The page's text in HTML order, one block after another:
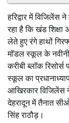
हरिद्वार में विजिलेंस
रहा है कि खंड
लेते हुए रंगे हाथों
मॉडल स्कूल के
करीबी ब्लॉक
स्कूल का
आखिरकार विजिलेंस ने
देहरादून में तैनात
सिंह राठौड़।